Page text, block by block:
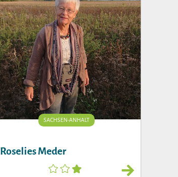
SACHSEN-ANHALT
Roselies Meder